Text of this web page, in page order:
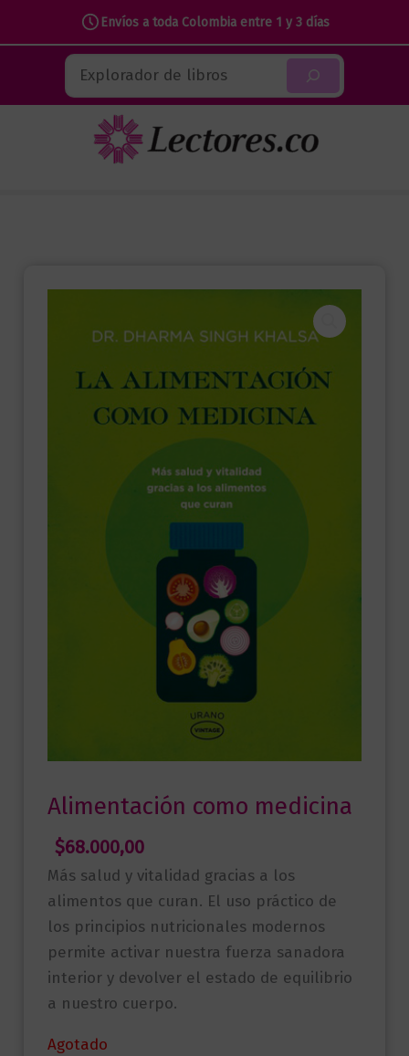
Envíos a toda Colombia entre 1 y 3 días
contenido
Buscar
Alimentación como medicina
$68.000,00
Más salud y vitalidad gracias a los
alimentos que curan. El uso práctico de
los principios nutricionales modernos
permite activar nuestra fuerza sanadora
interior y devolver el estado de equilibrio
a nuestro cuerpo.
Agotado